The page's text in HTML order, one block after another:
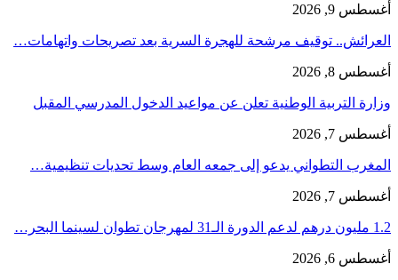
أغسطس 9, 2026
العرائش.. توقيف مرشحة للهجرة السرية بعد تصريحات واتهامات…
أغسطس 8, 2026
وزارة التربية الوطنية تعلن عن مواعيد الدخول المدرسي المقبل
أغسطس 7, 2026
المغرب التطواني يدعو إلى جمعه العام وسط تحديات تنظيمية…
أغسطس 7, 2026
1.2 مليون درهم لدعم الدورة الـ31 لمهرجان تطوان لسينما البحر…
أغسطس 6, 2026